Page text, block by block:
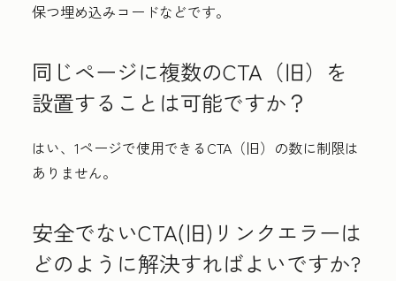
保つ埋め込みコードなどです。
同じページに複数のCTA（旧）を
設置することは可能ですか？
はい、1ページで使用できるCTA（旧）の数に制限は
ありません。
安全でないCTA(旧)リンクエラーは
どのように解決すればよいですか?